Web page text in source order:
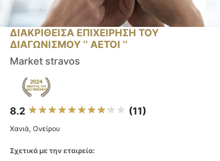
ΔΙΑΚΡΙΘΕΙΣΑ ΕΠΙΧΕΙΡΗΣΗ ΤΟΥ
ΔΙΑΓΩΝΙΣΜΟΥ ‘’ ΑΕΤΟΙ ‘’
Market stravos
8.2 (11)
Χανιά, Ονείρου
Σχετικά με την εταιρεία: